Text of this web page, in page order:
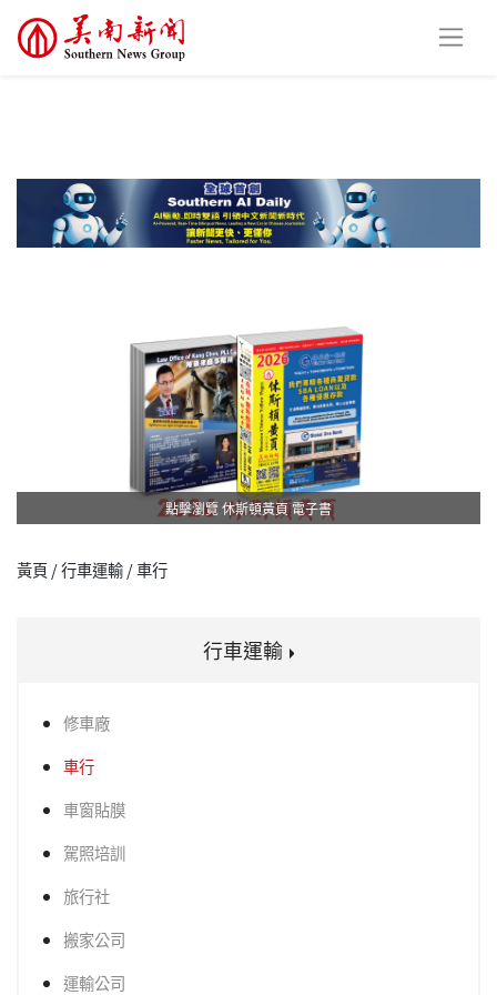
點擊瀏覽 休斯頓黃頁 電子書
黃頁 / 行車運輸 / 車行
行車運輸
修車廠
車行
車窗貼膜
駕照培訓
旅行社
搬家公司
運輸公司